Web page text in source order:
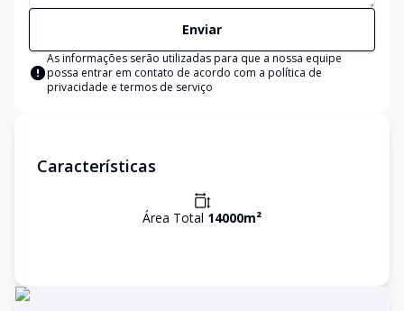
Enviar
As informações serão utilizadas para que a nossa equipe
possa entrar em contato de acordo com a política de
privacidade e termos de serviço
Características
Área Total 14000m²